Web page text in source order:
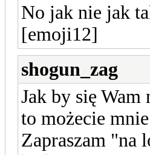
No jak nie jak
[emoji12]
shogun_zag
Jak by się
to możecie
Zapraszam "na